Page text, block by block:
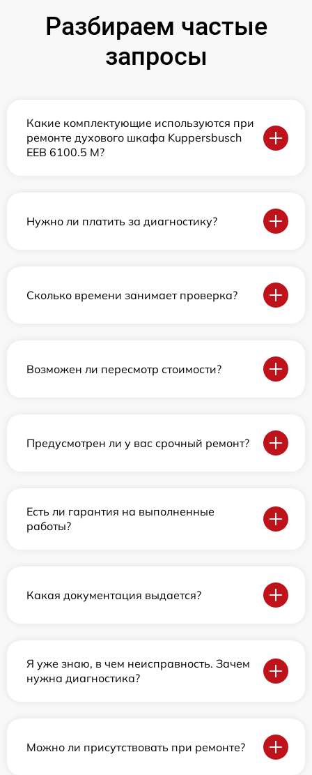
Разбираем частые
запросы
Какие комплектующие используются при
ремонте духового шкафа Kuppersbusch
EEB 6100.5 M?
Нужно ли платить за диагностику?
Сколько времени занимает проверка?
Возможен ли пересмотр стоимости?
Предусмотрен ли у вас срочный ремонт?
Есть ли гарантия на выполненные
работы?
Какая документация выдается?
Я уже знаю, в чем неисправность. Зачем
нужна диагностика?
Можно ли присутствовать при ремонте?